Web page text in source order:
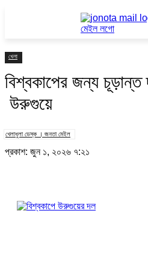
খেলা
বিশ্বকাপের জন্য
উরুগুয়ে
খেলাধুলা ডেস্ক । জনতা মেইল
প্রকাশ: জুন ১, ২০২৬ ৭:২১